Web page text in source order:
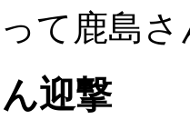
て鹿島
迎撃